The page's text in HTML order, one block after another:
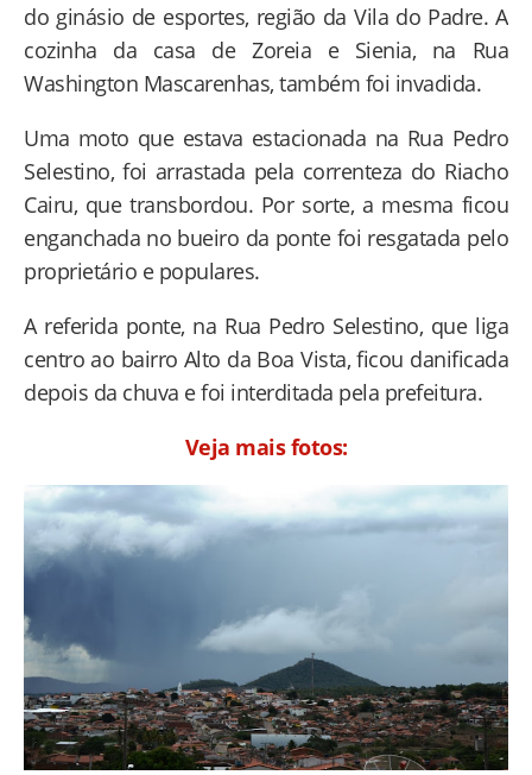
do ginásio de esportes, região da Vila do Padre. A
cozinha da casa de Zoreia e Sienia, na Rua
Washington Mascarenhas, também foi invadida.
Uma moto que estava estacionada na Rua Pedro
Selestino, foi arrastada pela correnteza do Riacho
Cairu, que transbordou. Por sorte, a mesma ficou
enganchada no bueiro da ponte foi resgatada pelo
proprietário e populares.
A referida ponte, na Rua Pedro Selestino, que liga
centro ao bairro Alto da Boa Vista, ficou danificada
depois da chuva e foi interditada pela prefeitura.
Veja mais fotos: